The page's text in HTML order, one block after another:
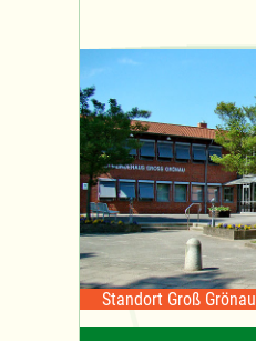
Standort Groß Grönau